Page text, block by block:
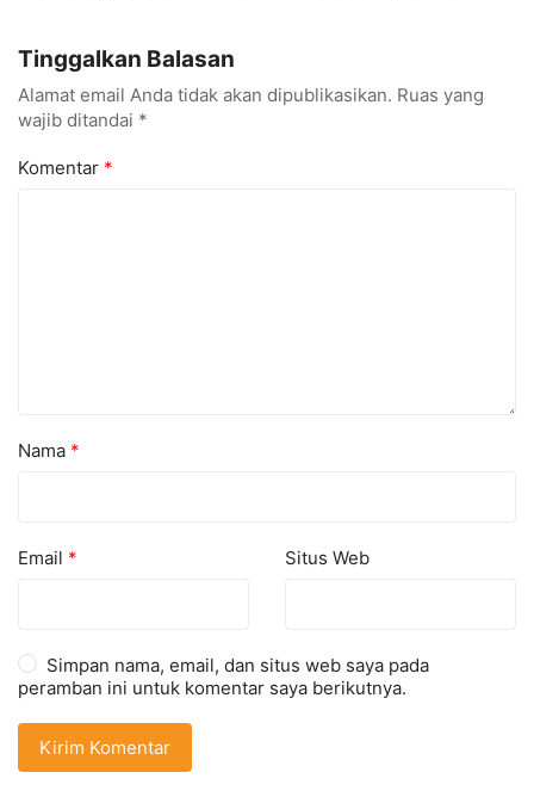
Tinggalkan Balasan
Alamat email Anda tidak akan dipublikasikan. Ruas yang
wajib ditandai *
Komentar *
Nama *
Email * Situs Web
Simpan nama, email, dan situs web saya pada
peramban ini untuk komentar saya berikutnya.